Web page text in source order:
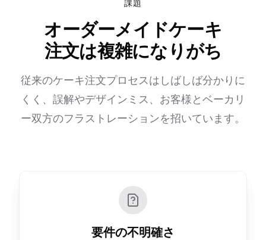
課題
オーダーメイドケーキ
注文は複雑になりがち
従来のケーキ注文プロセスはしばしば分かりに
くく、誤解やデザインミス、お客様とベーカリ
ー双方のフラストレーションを招いています。
要件の不明確さ